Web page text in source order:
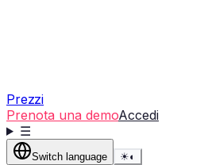
Prezzi
Prenota una demoAccedi
☰
Switch language ☀◐